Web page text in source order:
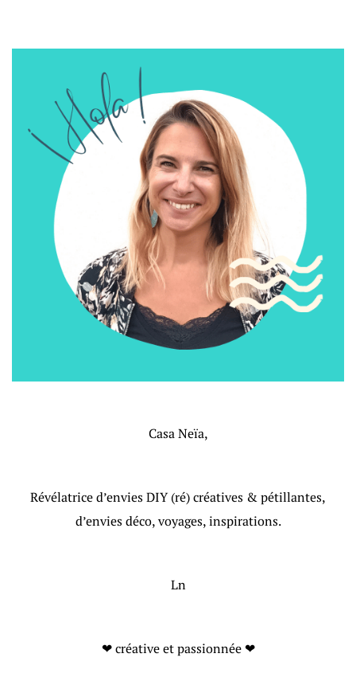
Casa Neïa,
Révélatrice d’envies DIY (ré) créatives & pétillantes,
d’envies déco, voyages, inspirations.
Ln
❤ créative et passionnée ❤